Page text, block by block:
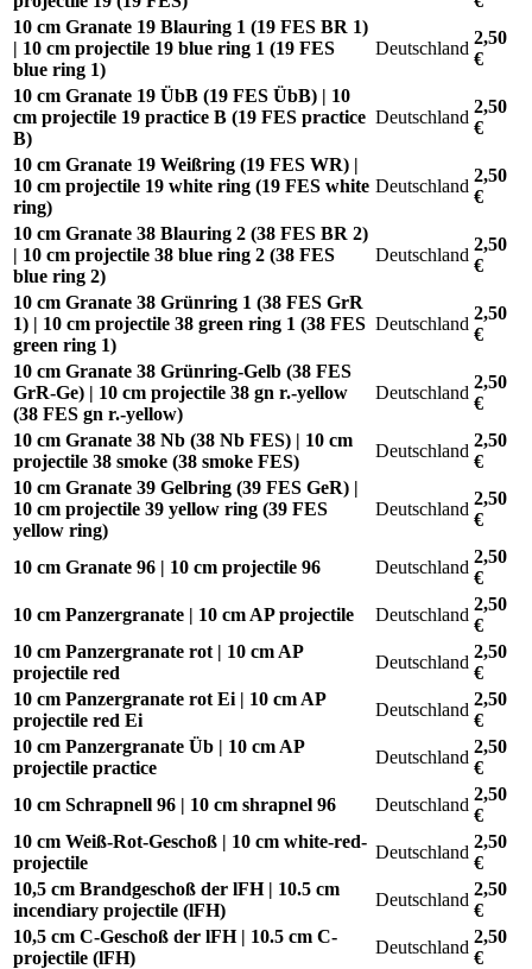
10 cm Granate 19 Blauring 1 (19 FES BR 1)
| 10 cm projectile 19 blue ring 1 (19 FES
blue ring 1)
Deutschland
2,50
€
10 cm Granate 19 ÜbB (19 FES ÜbB) | 10
cm projectile 19 practice B (19 FES practice
B)
Deutschland
2,50
€
10 cm Granate 19 Weißring (19 FES WR) |
10 cm projectile 19 white ring (19 FES white
ring)
Deutschland
2,50
€
10 cm Granate 38 Blauring 2 (38 FES BR 2)
| 10 cm projectile 38 blue ring 2 (38 FES
blue ring 2)
Deutschland
2,50
€
10 cm Granate 38 Grünring 1 (38 FES GrR
1) | 10 cm projectile 38 green ring 1 (38 FES
green ring 1)
Deutschland
2,50
€
10 cm Granate 38 Grünring-Gelb (38 FES
GrR-Ge) | 10 cm projectile 38 gn r.-yellow
(38 FES gn r.-yellow)
Deutschland
2,50
€
10 cm Granate 38 Nb (38 Nb FES) | 10 cm
projectile 38 smoke (38 smoke FES)
Deutschland
2,50
€
10 cm Granate 39 Gelbring (39 FES GeR) |
10 cm projectile 39 yellow ring (39 FES
yellow ring)
Deutschland
2,50
€
10 cm Granate 96 | 10 cm projectile 96 Deutschland
2,50
€
10 cm Panzergranate | 10 cm AP projectile
Deutschland
2,50
€
10 cm Panzergranate rot | 10 cm AP
projectile red
Deutschland
2,50
€
10 cm Panzergranate rot Ei | 10 cm AP
projectile red Ei
Deutschland
2,50
€
10 cm Panzergranate Üb | 10 cm AP
projectile practice
Deutschland
2,50
€
10 cm Schrapnell 96 | 10 cm shrapnel 96
Deutschland
2,50
€
10 cm Weiß-Rot-Geschoß | 10 cm white-red-
projectile
Deutschland
2,50
€
10,5 cm Brandgeschoß der lFH | 10.5 cm
incendiary projectile (lFH)
Deutschland
2,50
€
10,5 cm C-Geschoß der lFH | 10.5 cm C-
projectile (lFH)
Deutschland
2,50
€